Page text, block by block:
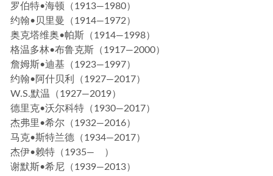
罗伯特•海顿（1913—1980）
约翰•贝里曼（1914—1972）
奥克塔维奥•帕斯（1914—1998）
格温多林•布鲁克斯（1917—2000）
詹姆斯•迪基（1923—1997）
约翰•阿什贝利（1927—2017）
W.S.默温（1927—2019）
德里克•沃尔科特（1930—2017）
杰弗里•希尔（1932—2016）
马克•斯特兰德（1934—2017）
杰伊•赖特（1935— ）
谢默斯•希尼（1939—2013）